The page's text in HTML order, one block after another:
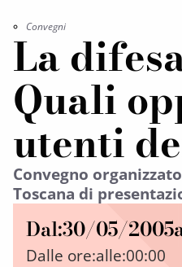
Convegni
La
Quali
utenti
Convegno
Toscana di
Dal:30/05/2005
Dalle ore:alle:00:00